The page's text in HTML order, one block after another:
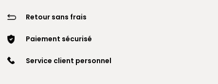
Retour sans frais
Paiement sécurisé
Service client personnel